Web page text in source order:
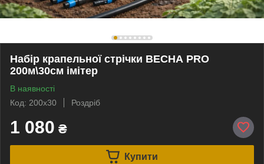
Набір крапельної стрічки ВЕСНА PRO
200м\30см імітер
В наявності
Код: 200х30
Роздріб
1 080 ₴
Купити